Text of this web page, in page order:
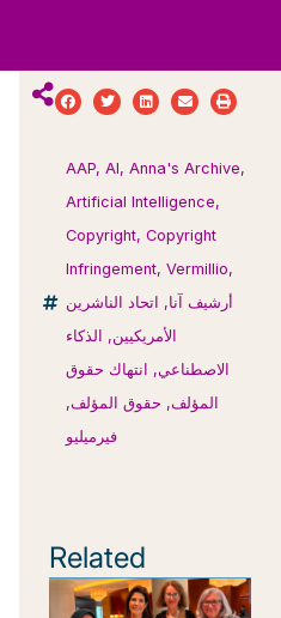
AAP,AI,Anna's Archive,
Artificial Intelligence,
Copyright,Copyright
Infringement,Vermillio,
أرشيف آنا, اتحاد الناشرين
الأمريكيين,
الذكاء
الاصطناعي,
انتهاك حقوق
المؤلف, حقوق المؤلف,
فيرميليو
Related